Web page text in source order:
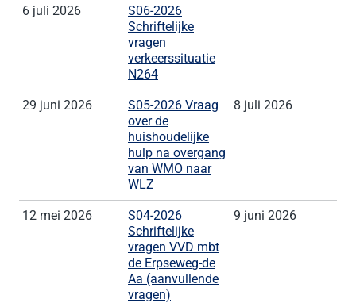
6 juli 2026
S06-2026
Schriftelijke
vragen
verkeerssituatie
N264
29 juni 2026
S05-2026 Vraag
over de
huishoudelijke
hulp na overgang
van WMO naar
WLZ
8 juli 2026
12 mei 2026
S04-2026
Schriftelijke
vragen VVD mbt
de Erpseweg-de
Aa (aanvullende
vragen)
9 juni 2026